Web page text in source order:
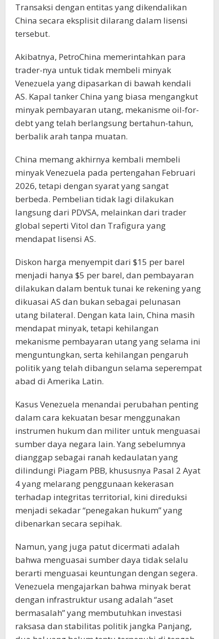
Transaksi dengan entitas yang dikendalikan
China secara eksplisit dilarang dalam lisensi
tersebut.
Akibatnya, PetroChina memerintahkan para
trader-nya untuk tidak membeli minyak
Venezuela yang dipasarkan di bawah kendali
AS. Kapal tanker China yang biasa mengangkut
minyak pembayaran utang, mekanisme oil-for-
debt yang telah berlangsung bertahun-tahun,
berbalik arah tanpa muatan.
China memang akhirnya kembali membeli
minyak Venezuela pada pertengahan Februari
2026, tetapi dengan syarat yang sangat
berbeda. Pembelian tidak lagi dilakukan
langsung dari PDVSA, melainkan dari trader
global seperti Vitol dan Trafigura yang
mendapat lisensi AS.
Diskon harga menyempit dari $15 per barel
menjadi hanya $5 per barel, dan pembayaran
dilakukan dalam bentuk tunai ke rekening yang
dikuasai AS dan bukan sebagai pelunasan
utang bilateral. Dengan kata lain, China masih
mendapat minyak, tetapi kehilangan
mekanisme pembayaran utang yang selama ini
menguntungkan, serta kehilangan pengaruh
politik yang telah dibangun selama seperempat
abad di Amerika Latin.
Kasus Venezuela menandai perubahan penting
dalam cara kekuatan besar menggunakan
instrumen hukum dan militer untuk menguasai
sumber daya negara lain. Yang sebelumnya
dianggap sebagai ranah kedaulatan yang
dilindungi Piagam PBB, khususnya Pasal 2 Ayat
4 yang melarang penggunaan kekerasan
terhadap integritas territorial, kini direduksi
menjadi sekadar “penegakan hukum” yang
dibenarkan secara sepihak.
Namun, yang juga patut dicermati adalah
bahwa menguasai sumber daya tidak selalu
berarti menguasai keuntungan dengan segera.
Venezuela mengajarkan bahwa minyak berat
dengan infrastruktur usang adalah “aset
bermasalah” yang membutuhkan investasi
raksasa dan stabilitas politik jangka Panjang,